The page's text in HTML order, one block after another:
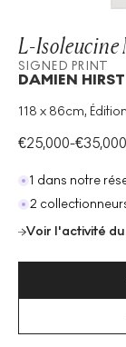
L-Isoleucine
SIGNED PRINT
DAMIEN HIRST
118 x 86cm,
Technique :
Taille De L'édition:
Taille: H 118cm X
Signé: Oui
€25,000-€35,000
1 dans notre
2
Voir l'activité